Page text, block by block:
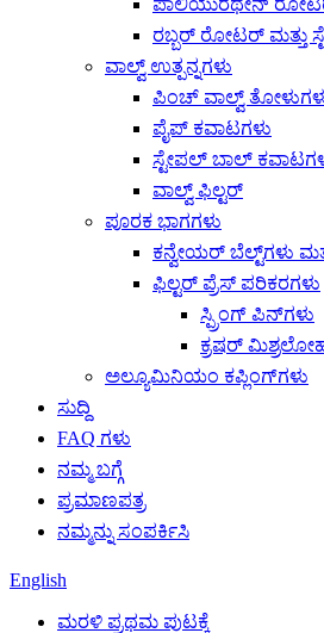
ಪಾಲಿಯುರೆಥೇನ್ ರೋಟರ್
ರಬ್ಬರ್ ರೋಟರ್ ಮತ್ತು
ವಾಲ್ವ್ ಉತ್ಪನ್ನಗಳು
ಪಿಂಚ್ ವಾಲ್ವ್
ಪೈಪ್ ಕವಾಟಗಳು
ಸ್ಟೇಪಲ್ ಬಾಲ್
ವಾಲ್ವ್ ಫಿಲ್ಟರ್
ಪೂರಕ ಭಾಗಗಳು
ಕನ್ವೇಯರ್ ಬೆಲ್ಟ್‌ಗಳು
ಫಿಲ್ಟರ್ ಪ್ರೆಸ್ ಪರಿಕರಗಳು
ಸ್ಪ್ರಿಂಗ್ ಪಿನ್‌ಗಳು
ಕ್ರಷರ್ ಮಿಶ್ರಲೋಹ
ಅಲ್ಯೂಮಿನಿಯಂ ಕಪ್ಲಿಂಗ್‌ಗಳು
ಸುದ್ದಿ
FAQ ಗಳು
ನಮ್ಮ ಬಗ್ಗೆ
ಪ್ರಮಾಣಪತ್ರ
ನಮ್ಮನ್ನು ಸಂಪರ್ಕಿಸಿ
English
ಮರಳಿ ಪ್ರಥಮ ಪುಟಕ್ಕೆ